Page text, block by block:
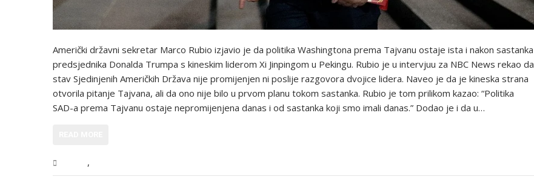
Američki državni sekretar Marco Rubio izjavio je da politika Washingtona prema Tajvanu ostaje ista i nakon sastanka
predsjednika Donalda Trumpa s kineskim liderom Xi Jinpingom u Pekingu. Rubio je u intervjuu za NBC News rekao da
stav Sjedinjenih Američkih Država nije promijenjen ni poslije razgovora dvojice lidera. Naveo je da je kineska strana
otvorila pitanje Tajvana, ali da ono nije bilo u prvom planu tokom sastanka. Rubio je tom prilikom kazao: “Politika
SAD-a prema Tajvanu ostaje nepromijenjena danas i od sastanka koji smo imali danas.” Dodao je i da u…
,